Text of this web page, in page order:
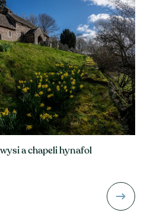
a chapeli hynafol